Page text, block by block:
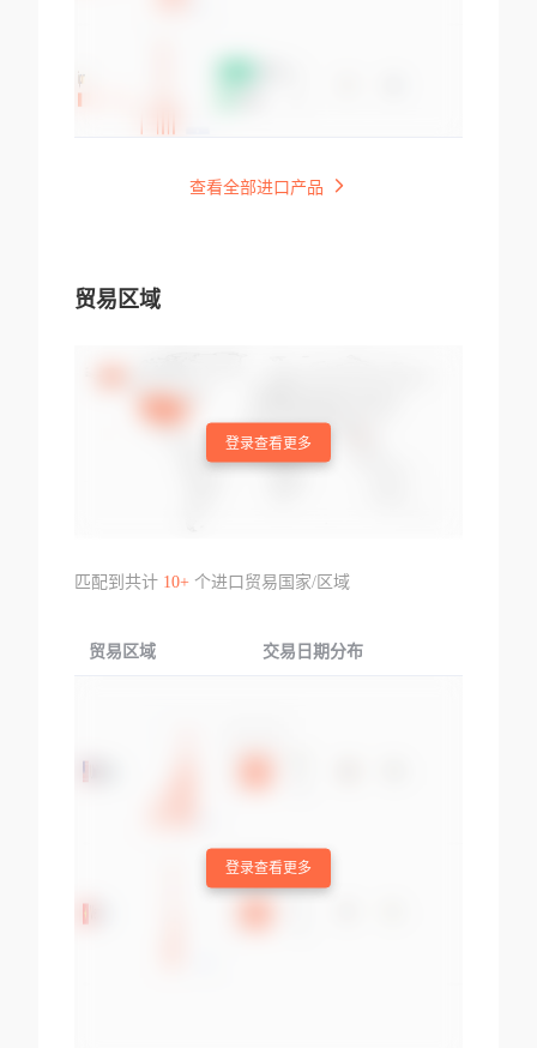
查看全部进口产品
贸易区域
登录查看更多
匹配到共计 10+个进口贸易国家/区域
贸易区域 交易日期分布
登录查看更多